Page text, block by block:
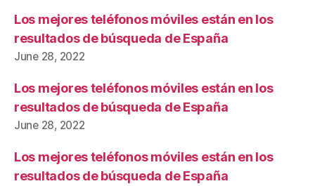
Los mejores teléfonos móviles están en los
resultados de búsqueda de España
June 28, 2022
Los mejores teléfonos móviles están en los
resultados de búsqueda de España
June 28, 2022
Los mejores teléfonos móviles están en los
resultados de búsqueda de España